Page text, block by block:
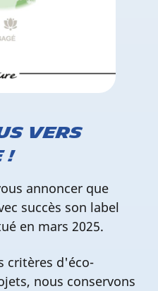
vers
!
annoncer que
succès son label
en mars 2025.
critères d'éco-
nous conservons